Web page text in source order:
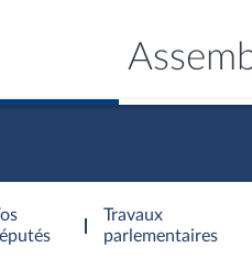
Travaux
parlementaires